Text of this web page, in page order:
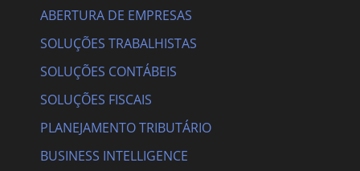
ABERTURA DE EMPRESAS
SOLUÇÕES TRABALHISTAS
SOLUÇÕES CONTÁBEIS
SOLUÇÕES FISCAIS
PLANEJAMENTO TRIBUTÁRIO
BUSINESS INTELLIGENCE